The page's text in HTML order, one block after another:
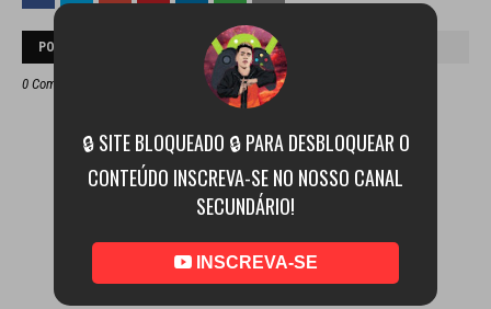
POSTAR UM COMENTÁRIO
0 Comentários
🔒 SITE BLOQUEADO 🔒 PARA DESBLOQUEAR O
CONTEÚDO INSCREVA-SE NO NOSSO CANAL
SECUNDÁRIO!
INSCREVA-SE